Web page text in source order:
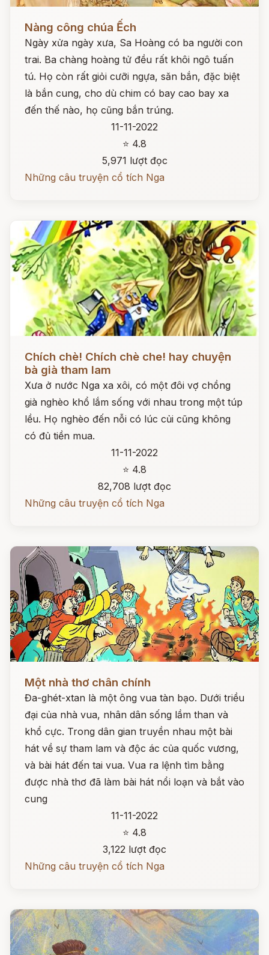
Nàng công chúa Ếch
Ngày xửa ngày xưa, Sa Hoàng có ba người con
trai. Ba chàng hoàng tử đều rất khôi ngô tuấn
tú. Họ còn rất giỏi cưỡi ngựa, săn bắn, đặc biệt
là bắn cung, cho dù chim có bay cao bay xa
đến thế nào, họ cũng bắn trúng.
11-11-2022
⭐ 4.8
5,971 lượt đọc
Những câu truyện cổ tích Nga
Chích chè! Chích chè che! hay chuyện
bà già tham lam
Xưa ở nước Nga xa xôi, có một đôi vợ chồng
già nghèo khổ lắm sống với nhau trong một túp
lều. Họ nghèo đến nỗi có lúc củi cũng không
có đủ tiền mua.
11-11-2022
⭐ 4.8
82,708 lượt đọc
Những câu truyện cổ tích Nga
Một nhà thơ chân chính
Đa-ghét-xtan là một ông vua tàn bạo. Dưới triều
đại của nhà vua, nhân dân sống lầm than và
khổ cực. Trong dân gian truyền nhau một bài
hát về sự tham lam và độc ác của quốc vương,
và bài hát đến tai vua. Vua ra lệnh tìm bằng
được nhà thơ đã làm bài hát nổi loạn và bắt vào
cung
11-11-2022
⭐ 4.8
3,122 lượt đọc
Những câu truyện cổ tích Nga